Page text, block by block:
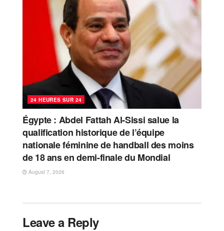
24 HEURES SUR 24
Égypte : Abdel Fattah Al-Sissi salue la
qualification historique de l’équipe
nationale féminine de handball des moins
de 18 ans en demi-finale du Mondial
August 7, 2026
Leave a Reply